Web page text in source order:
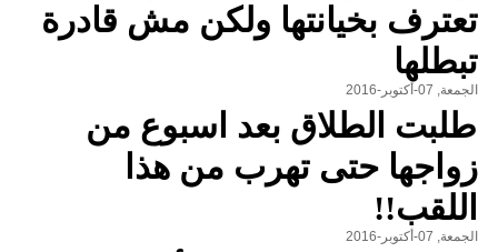
تعترف بخيانتها ولكن مش قادرة
تبطلها
الجمعة, 07-أكتوبر-2016
طلبت الطلاق بعد اسبوع من
زواجها حتى تهرب من هذا
اللقب!!
الجمعة, 07-أكتوبر-2016